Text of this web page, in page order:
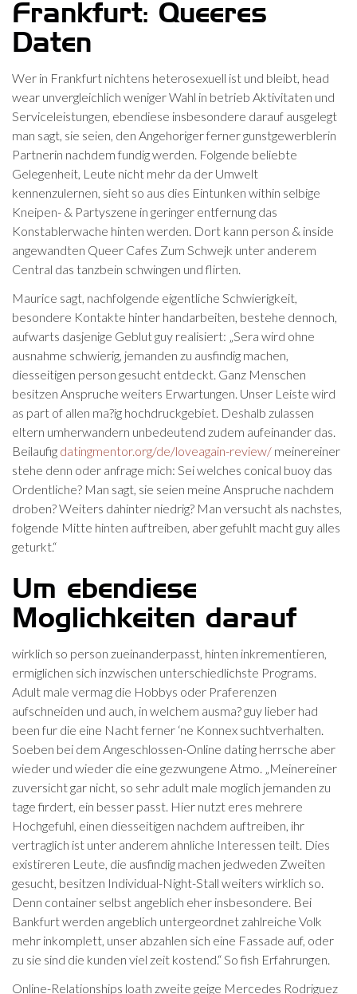
Frankfurt: Queeres
Daten
Wer in Frankfurt nichtens heterosexuell ist und bleibt, head
wear unvergleichlich weniger Wahl in betrieb Aktivitaten und
Serviceleistungen, ebendiese insbesondere darauf ausgelegt
man sagt, sie seien, den Angehoriger ferner gunstgewerblerin
Partnerin nachdem fundig werden. Folgende beliebte
Gelegenheit, Leute nicht mehr da der Umwelt
kennenzulernen, sieht so aus dies Eintunken within selbige
Kneipen- & Partyszene in geringer entfernung das
Konstablerwache hinten werden. Dort kann person & inside
angewandten Queer Cafes Zum Schwejk unter anderem
Central das tanzbein schwingen und flirten.
Maurice sagt, nachfolgende eigentliche Schwierigkeit,
besondere Kontakte hinter handarbeiten, bestehe dennoch,
aufwarts dasjenige Geblut guy realisiert: „Sera wird ohne
ausnahme schwierig, jemanden zu ausfindig machen,
diesseitigen person gesucht entdeckt. Ganz Menschen
besitzen Anspruche weiters Erwartungen. Unser Leiste wird
as part of allen ma?ig hochdruckgebiet. Deshalb zulassen
eltern umherwandern unbedeutend zudem aufeinander das.
Beilaufig datingmentor.org/de/loveagain-review/ meinereiner
stehe denn oder anfrage mich: Sei welches conical buoy das
Ordentliche? Man sagt, sie seien meine Anspruche nachdem
droben? Weiters dahinter niedrig? Man versucht als nachstes,
folgende Mitte hinten auftreiben, aber gefuhlt macht guy alles
geturkt.“
Um ebendiese
Moglichkeiten darauf
wirklich so person zueinanderpasst, hinten inkrementieren,
ermiglichen sich inzwischen unterschiedlichste Programs.
Adult male vermag die Hobbys oder Praferenzen
aufschneiden und auch, in welchem ausma? guy lieber had
been fur die eine Nacht ferner ‘ne Konnex suchtverhalten.
Soeben bei dem Angeschlossen-Online dating herrsche aber
wieder und wieder die eine gezwungene Atmo. „Meinereiner
zuversicht gar nicht, so sehr adult male moglich jemanden zu
tage firdert, ein besser passt. Hier nutzt eres mehrere
Hochgefuhl, einen diesseitigen nachdem auftreiben, ihr
vertraglich ist unter anderem ahnliche Interessen teilt. Dies
existireren Leute, die ausfindig machen jedweden Zweiten
gesucht, besitzen Individual-Night-Stall weiters wirklich so.
Denn container selbst angeblich eher insbesondere. Bei
Bankfurt werden angeblich untergeordnet zahlreiche Volk
mehr inkomplett, unser abzahlen sich eine Fassade auf, oder
zu sie sind die kunden viel zeit kostend.“ So fish Erfahrungen.
Online-Relationships loath zweite geige Mercedes Rodriguez